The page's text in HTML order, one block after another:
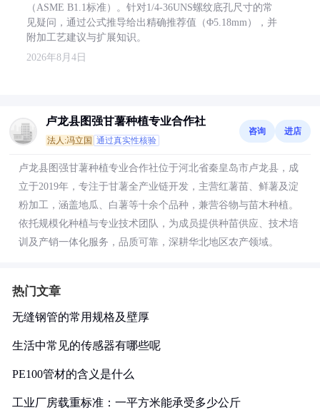
（ASME B1.1标准）。针对1/4-36UNS螺纹底孔尺寸的常
见疑问，通过公式推导给出精确推荐值（Φ5.18mm），并
附加工艺建议与扩展知识。
2026年8月4日
卢龙县图强甘薯种植专业合作社
法人:冯立国 通过真实性核验
咨询 进店
卢龙县图强甘薯种植专业合作社位于河北省秦皇岛市卢龙县，成
立于2019年，专注于甘薯全产业链开发，主营红薯苗、鲜薯及淀
粉加工，涵盖地瓜、白薯等十余个品种，兼营谷物与苗木种植。
依托规模化种植与专业技术团队，为成员提供种苗供应、技术培
训及产销一体化服务，品质可靠，深耕华北地区农产领域。
热门文章
无缝钢管的常用规格及壁厚
生活中常见的传感器有哪些呢
PE100管材的含义是什么
工业厂房载重标准：一平方米能承受多少公斤